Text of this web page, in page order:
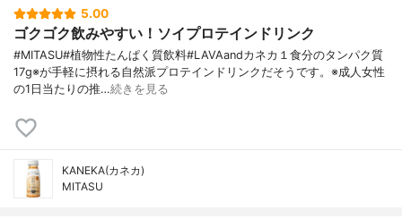
5.00
ゴクゴク飲みやすい！ソイプロテインドリンク
#MITASU#植物性たんぱく質飲料#LAVAandカネカ１食分のタンパク質
17g※が手軽に摂れる自然派プロテインドリンクだそうです。※成人女性
の1日当たりの推…続きを見る
KANEKA(カネカ)
MITASU